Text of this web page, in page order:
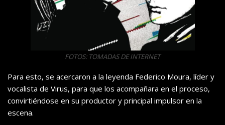
FOTOS: TOMADAS DE INTERNET
Para esto, se acercaron a la leyenda Federico Moura, líder y
vocalista de Virus, para que los acompañara en el proceso,
convirtiéndose en su productor y principal impulsor en la
escena.